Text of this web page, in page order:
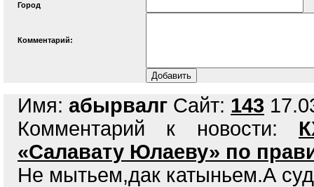
Город
Комментарий:
Имя: абырвалг Сайт: 143
Комментарий к новости:
«Салавату Юлаеву» по
Не мытьем,дак катыньем.А